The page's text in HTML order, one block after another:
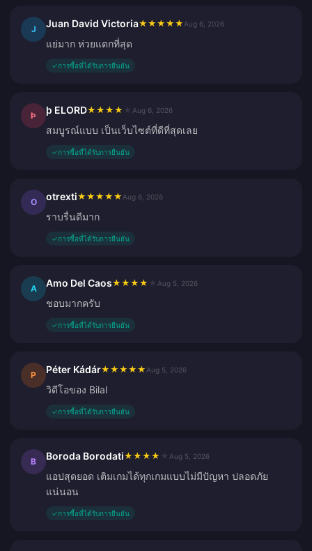
J Juan David Victoria★ ★ ★ ★ ★ Aug 6, 2026
แย่มาก ห่วยแตกที่สุด
✓การซื้อที่ได้รับการยืนยัน
Þ þ ELORD★ ★ ★ ★ Aug 6, 2026
สมบูรณ์แบบ เป็นเว็บไซต์ที่ดีที่สุดเลย
✓การซื้อที่ได้รับการยืนยัน
O otrexti★ ★ ★ ★ ★ Aug 6, 2026
ราบรื่นดีมาก
✓การซื้อที่ได้รับการยืนยัน
A Amo Del Caos★ ★ ★ ★ Aug 5, 2026
ชอบมากครับ
✓การซื้อที่ได้รับการยืนยัน
P Péter Kádár★ ★ ★ ★ ★ Aug 5, 2026
วิดีโอของ Bilal
✓การซื้อที่ได้รับการยืนยัน
B Boroda Borodati★ ★ ★ ★ Aug 5, 2026
แอปสุดยอด เติมเกมได้ทุกเกมแบบไม่มีปัญหา ปลอดภัย
แน่นอน
✓การซื้อที่ได้รับการยืนยัน